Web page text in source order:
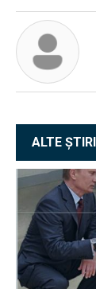
ALTE